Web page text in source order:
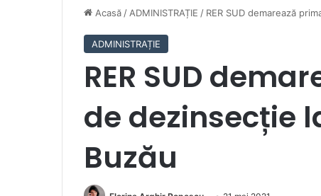
Acasă / ADMINISTRAȚIE / RER SUD demarează
ADMINISTRAȚIE
RER SUD
de dezinsecție
Buzău